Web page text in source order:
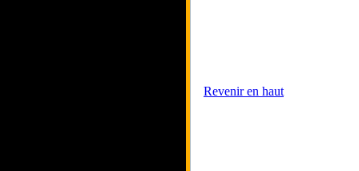
Revenir en haut